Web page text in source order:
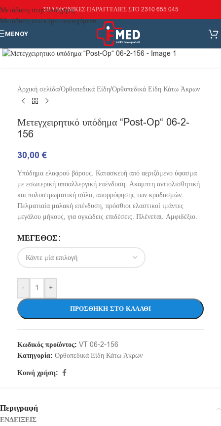
Μετάβαση στην πλοήγηση
Μετάβαση στο κύριο περιεχόμενο
ΤΗΛΕΦΩΝΙΚΕΣ ΠΑΡΑΓΓΕΛΙΕΣ ΣΤΟ 2310 655 045
ΜΕΝΟΎ
Κάντε κλικ για μεγέθυνση
Αρχική σελίδα/Ορθοπεδικά Είδη/Ορθοπεδικά Είδη Κάτω Άκρων
Μετεγχειρητικό υπόδημα “Post-Op“ 06-2-
156
30,00€
Υπόδημα ελαφρού βάρους. Κατασκευή από αεριζόμενο ύφασμα
με εσωτερική υποαλλεργική επένδυση. Ακαμπτη αντιολισθητική
και πολυστρωματική σόλα, απορρόφησης των κραδασμών.
Πελματιαία μαλακή επένδυση, πρόσθιοι ελαστικοί ιμάντες
μεγάλου μήκους, για ογκώδεις επιδέσεις. Πλένεται. Αμφιδέξιο.
ΜΈΓΕΘΟΣ
- +
ΠΡΟΣΘΉΚΗ ΣΤΟ ΚΑΛΆΘΙ
Κωδικός προϊόντος: VT 06-2-156
Κατηγορία: Ορθοπεδικά Είδη Κάτω Άκρων
Κοινή χρήση:
Περιγραφή
ΕΝΔΕΙΞΕΙΣ